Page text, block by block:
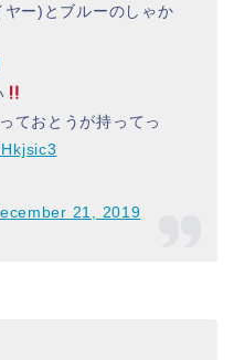
ー)とブルーのしゃか
ておとうが持ってっ
21, 2019